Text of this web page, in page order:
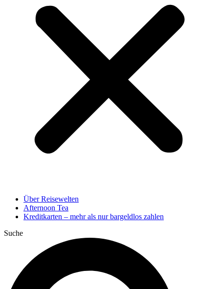
Über Reisewelten
Afternoon Tea
Kreditkarten – mehr als nur bargeldlos zahlen
Suche